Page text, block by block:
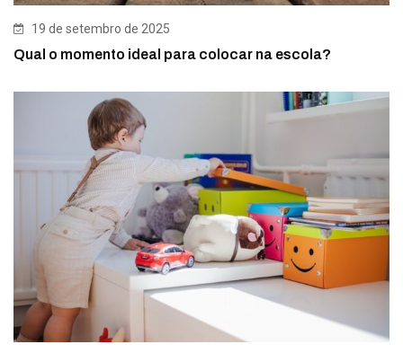
19 de setembro de 2025
Qual o momento ideal para colocar na escola?